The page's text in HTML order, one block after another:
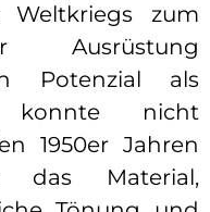
zum
Ausrüstung
Potenzial als
konnte nicht
1950er Jahren
das Material,